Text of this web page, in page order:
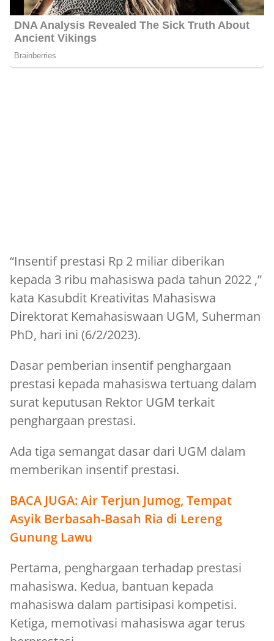
“Insentif prestasi Rp 2 miliar diberikan
kepada 3 ribu mahasiswa pada tahun 2022 ,”
kata Kasubdit Kreativitas Mahasiswa
Direktorat Kemahasiswaan UGM, Suherman
PhD, hari ini (6/2/2023).
Dasar pemberian insentif penghargaan
prestasi kepada mahasiswa tertuang dalam
surat keputusan Rektor UGM terkait
penghargaan prestasi.
Ada tiga semangat dasar dari UGM dalam
memberikan insentif prestasi.
BACA JUGA:Air Terjun Jumog, Tempat
Asyik Berbasah-Basah Ria di Lereng
Gunung Lawu
Pertama, penghargaan terhadap prestasi
mahasiswa. Kedua, bantuan kepada
mahasiswa dalam partisipasi kompetisi.
Ketiga, memotivasi mahasiswa agar terus